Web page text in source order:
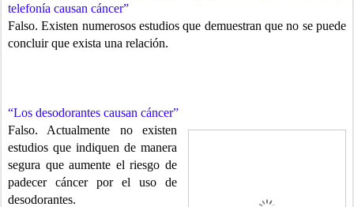
telefonía causan cáncer”
Falso. Existen numerosos estudios que demuestran que no se puede
concluir que exista una relación.
“Los desodorantes causan cáncer”
Falso. Actualmente no existen
estudios que indiquen de manera
segura queaumente el riesgo de
padecer cáncer por el uso de
desodorantes.